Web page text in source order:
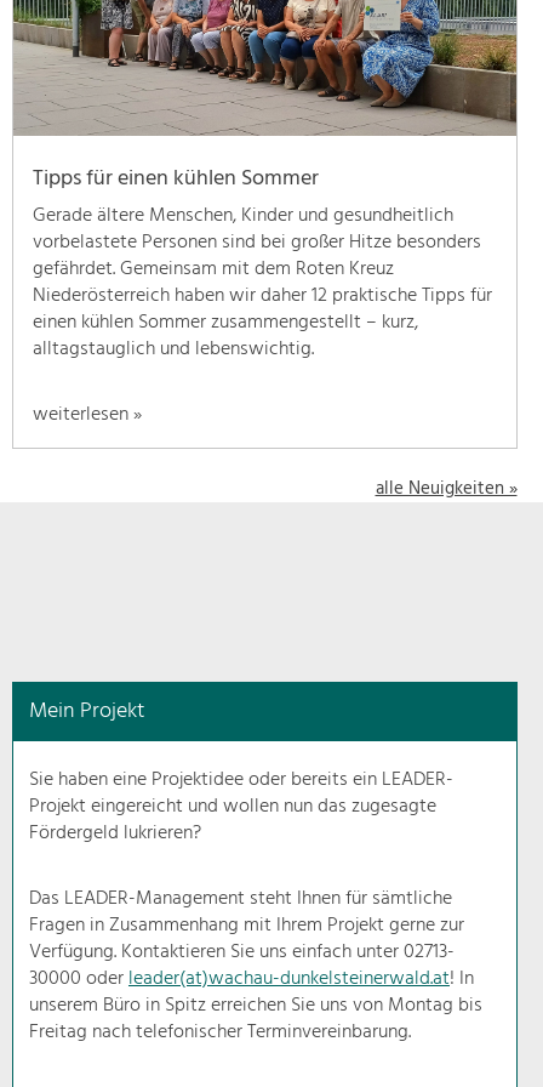
geben
wir
hier
eine
Übersicht
unsere
Themenschwerpunkte.
Für
mehr
Informationen
einfach
das
schon
Natur- &
Landschaftsschutz
Pflege, Regulierung und
Weiterentwicklung.
Ortsbild, Baukultur und nachhaltiges
Siedlungswesen.
Land- & Forstwirtschaft
Bewirtschaftung und Pflege der
Kulturlandschaft.
Tipps für einen kühlen Sommer
Gerade ältere Menschen, Kinder und gesundheitlich
vorbelastete Personen sind bei großer Hitze besonders
gefährdet. Gemeinsam mit dem Roten Kreuz
Niederösterreich haben wir daher 12 praktische Tipps für
einen kühlen Sommer zusammengestellt – kurz,
alltagstauglich und lebenswichtig.
weiterlesen »
alle Neuigkeiten »
Mein Projekt
Sie haben eine Projektidee oder bereits ein LEADER-
Projekt eingereicht und wollen nun das zugesagte
Fördergeld lukrieren?
Das LEADER-Management steht Ihnen für sämtliche
Fragen in Zusammenhang mit Ihrem Projekt gerne zur
Verfügung. Kontaktieren Sie uns einfach unter 02713-
30000 oderleader(at)wachau-dunkelsteinerwald.at! In
unserem Büro in Spitz erreichen Sie uns von Montag bis
Freitag nach telefonischer Terminvereinbarung.